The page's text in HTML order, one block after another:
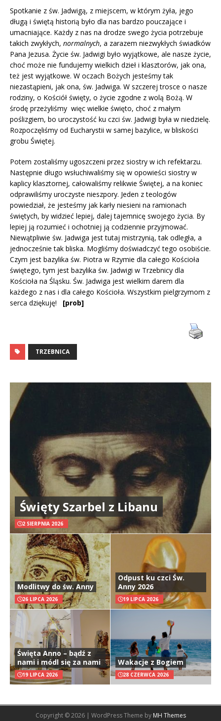
Spotkanie z św. Jadwigą, z miejscem, w którym żyła, jego
długą i świętą historią było dla nas bardzo pouczające i
umacniające. Każdy z nas na drodze swego życia potrzebuje
takich zwykłych, normalnych, a zarazem niezwykłych świadków
Pana Jezusa. Życie św. Jadwigi było wyjątkowe, ale nasze życie,
choć może nie fundujemy wielkich dzieł i klasztorów, jak ona,
też jest wyjątkowe. W oczach Bożych jesteśmy tak
niezastąpieni, jak ona, św. Jadwiga. W szczerej trosce o nasze
rodziny, o Kościół święty, o życie zgodne z wolą Bożą. W
środę przeżyliśmy więc wielkie święto, choć z małym
poślizgiem, bo uroczystość ku czci św. Jadwigi była w niedzielę.
Rozpoczęliśmy od Eucharystii w samej bazylice, w bliskości
grobu Świętej.
Potem zostaliśmy ugoszczeni przez siostry w ich refektarzu.
Następnie długo wsłuchiwaliśmy się w opowieści siostry w
kaplicy klasztornej, całowaliśmy relikwie Świętej, a na koniec
odprawiliśmy uroczyste nieszpory. Jeden z teologów
powiedział, że jesteśmy jak karły niesieni na ramionach
świętych, by widzieć lepiej, dalej tajemnicę swojego życia. By
lepiej ją rozumieć i ochotniej ją codziennie przyjmować.
Niewątpliwie św. Jadwiga jest tutaj mistrzynią, tak odległa, a
jednocześnie tak bliska. Mogliśmy doświadczyć tego osobiście.
Czym jest bazylika św. Piotra w Rzymie dla całego Kościoła
świętego, tym jest bazylika św. Jadwigi w Trzebnicy dla
Kościoła na Śląsku. Św. Jadwiga jest wielkim darem dla
każdego z nas i dla całego Kościoła. Wszystkim pielgrzymom z
serca dziękuję! [prob]
TRZEBNICA
Święty Szarbel z Libanu
2 SIERPNIA 2026
Modlitwy do św. Anny
26 LIPCA 2026
Odpust ku czci Św.
Anny 2026
19 LIPCA 2026
Święta Anno – bądź z
nami i módl się za nami
19 LIPCA 2026
Wakacje z Bogiem
28 CZERWCA 2026
Copyright © 2026 | WordPress Theme by MH Themes